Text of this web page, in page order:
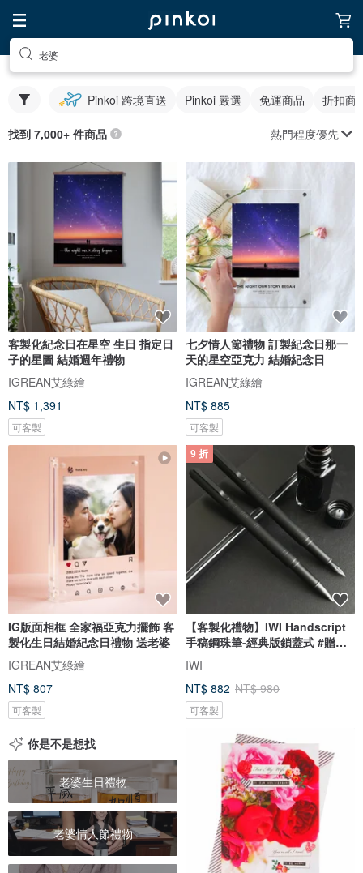
老婆
Pinkoi 跨境直送 Pinkoi 嚴選 免運商品 折扣商
找到 7,000+ 件商品 熱門程度優先
客製化紀念日在星空 生日 指定日
子的星圖 結婚週年禮物
IGREAN艾綠繪
NT$ 1,391
可客製
七夕情人節禮物 訂製紀念日那一
天的星空亞克力 結婚紀念日
IGREAN艾綠繪
NT$ 885
可客製
IG版面相框 全家福亞克力擺飾 客
製化生日結婚紀念日禮物 送老婆
IGREAN艾綠繪
NT$ 807
可客製
9 折
【客製化禮物】IWI Handscript
手稿鋼珠筆-經典版鎖蓋式 #贈刻
字
IWI
NT$ 882 NT$ 980
可客製
你是不是想找
老婆生日禮物
老婆情人節禮物